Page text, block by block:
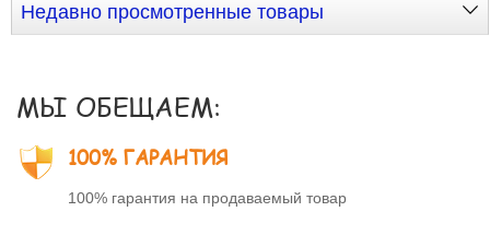
Недавно просмотренные товары
МЫ ОБЕЩАЕМ:
100% ГАРАНТИЯ
100% гарантия на продаваемый товар